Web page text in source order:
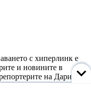
с хиперлинк е
и новините в
на Дарик
Снимки: Дарик